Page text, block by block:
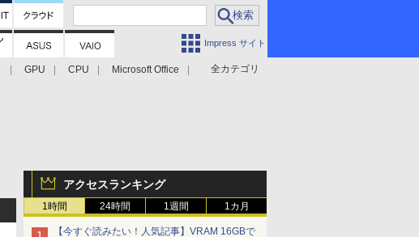
Impress サイト
全カテゴリ
GPU CPU
Microsoft Office
アクセスランキング
1時間 24時間 1週間 1カ月
【今すぐ読みたい！人気記事】VRAM 16GBで